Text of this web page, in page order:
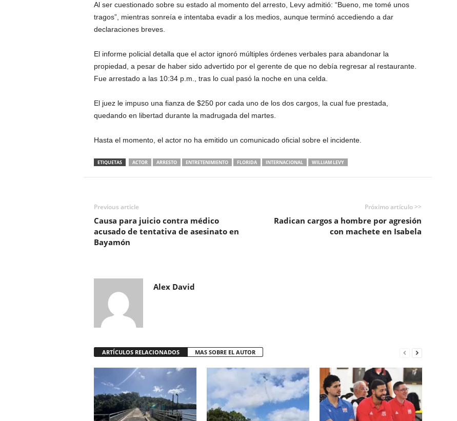
Al ser cuestionado sobre su estado al momento del arresto, Levy admitió: “Bueno, me tomé unos
tragos”, mientras sonreía e intentaba evadir a los medios, aunque terminó accediendo a dar
declaraciones breves.
El informe policial detalla que el actor ignoró múltiples órdenes verbales para abandonar la
propiedad, a pesar de haber sido advertido por el gerente de que no debía regresar al restaurante.
Fue arrestado a las 10:34 p.m., tras lo cual pasó la noche en una celda.
El juez le impuso una fianza de $250 por cada uno de los dos cargos, la cual fue prestada,
quedando en libertad durante la madrugada del martes.
Hasta el momento, el actor no ha emitido un comunicado oficial sobre el incidente.
ETIQUETAS ACTOR ARRESTO ENTRETENIMIENTO FLORIDA INTERNACIONAL WILLIAM LEVY
Previous article
Causa para juicio contra médico
acusado de tentativa de asesinato en
Bayamón
Próximo artículo >>
Radican cargos a hombre por agresión
con machete en Isabela
Alex David
ARTÍCULOS RELACIONADOS MAS SOBRE EL AUTOR